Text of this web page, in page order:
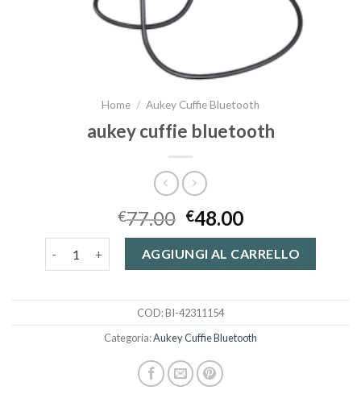
Home / Aukey Cuffie Bluetooth
aukey cuffie bluetooth
€77.00 €48.00
aukey cuffie bluetooth quantitàAGGIUNGI AL CARRELLO
COD:BI-42311154
Categoria:Aukey Cuffie Bluetooth